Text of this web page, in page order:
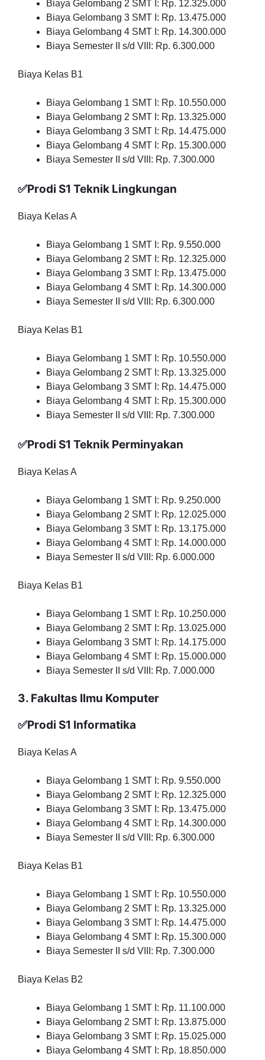
Biaya Gelombang 2 SMT I: Rp. 12.325.000
Biaya Gelombang 3 SMT I: Rp. 13.475.000
Biaya Gelombang 4 SMT I: Rp. 14.300.000
Biaya Semester II s/d VIII: Rp. 6.300.000
Biaya Kelas B1
Biaya Gelombang 1 SMT I: Rp. 10.550.000
Biaya Gelombang 2 SMT I: Rp. 13.325.000
Biaya Gelombang 3 SMT I: Rp. 14.475.000
Biaya Gelombang 4 SMT I: Rp. 15.300.000
Biaya Semester II s/d VIII: Rp. 7.300.000
✅Prodi S1 Teknik Lingkungan
Biaya Kelas A
Biaya Gelombang 1 SMT I: Rp. 9.550.000
Biaya Gelombang 2 SMT I: Rp. 12.325.000
Biaya Gelombang 3 SMT I: Rp. 13.475.000
Biaya Gelombang 4 SMT I: Rp. 14.300.000
Biaya Semester II s/d VIII: Rp. 6.300.000
Biaya Kelas B1
Biaya Gelombang 1 SMT I: Rp. 10.550.000
Biaya Gelombang 2 SMT I: Rp. 13.325.000
Biaya Gelombang 3 SMT I: Rp. 14.475.000
Biaya Gelombang 4 SMT I: Rp. 15.300.000
Biaya Semester II s/d VIII: Rp. 7.300.000
✅Prodi S1 Teknik Perminyakan
Biaya Kelas A
Biaya Gelombang 1 SMT I: Rp. 9.250.000
Biaya Gelombang 2 SMT I: Rp. 12.025.000
Biaya Gelombang 3 SMT I: Rp. 13.175.000
Biaya Gelombang 4 SMT I: Rp. 14.000.000
Biaya Semester II s/d VIII: Rp. 6.000.000
Biaya Kelas B1
Biaya Gelombang 1 SMT I: Rp. 10.250.000
Biaya Gelombang 2 SMT I: Rp. 13.025.000
Biaya Gelombang 3 SMT I: Rp. 14.175.000
Biaya Gelombang 4 SMT I: Rp. 15.000.000
Biaya Semester II s/d VIII: Rp. 7.000.000
3. Fakultas Ilmu Komputer
✅Prodi S1 Informatika
Biaya Kelas A
Biaya Gelombang 1 SMT I: Rp. 9.550.000
Biaya Gelombang 2 SMT I: Rp. 12.325.000
Biaya Gelombang 3 SMT I: Rp. 13.475.000
Biaya Gelombang 4 SMT I: Rp. 14.300.000
Biaya Semester II s/d VIII: Rp. 6.300.000
Biaya Kelas B1
Biaya Gelombang 1 SMT I: Rp. 10.550.000
Biaya Gelombang 2 SMT I: Rp. 13.325.000
Biaya Gelombang 3 SMT I: Rp. 14.475.000
Biaya Gelombang 4 SMT I: Rp. 15.300.000
Biaya Semester II s/d VIII: Rp. 7.300.000
Biaya Kelas B2
Biaya Gelombang 1 SMT I: Rp. 11.100.000
Biaya Gelombang 2 SMT I: Rp. 13.875.000
Biaya Gelombang 3 SMT I: Rp. 15.025.000
Biaya Gelombang 4 SMT I: Rp. 18.850.000